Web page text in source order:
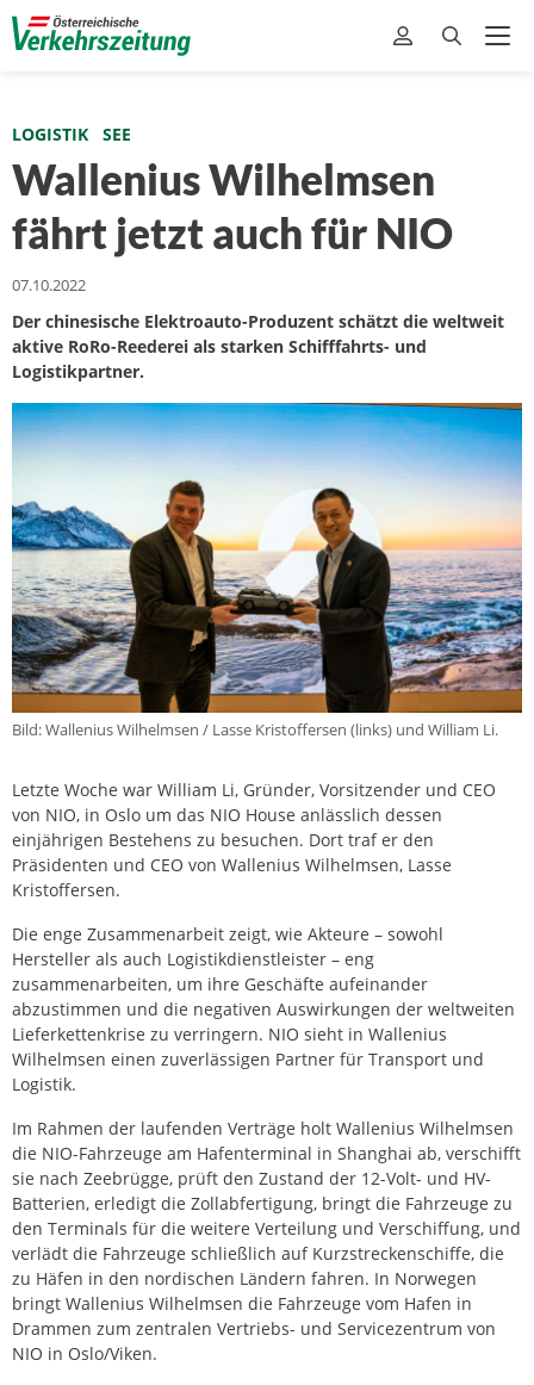
LOGISTIK SEE
Wallenius Wilhelmsen
fährt jetzt auch für NIO
07.10.2022
Der chinesische Elektroauto-Produzent schätzt die weltweit
aktive RoRo-Reederei als starken Schifffahrts- und
Logistikpartner.
Bild: Wallenius Wilhelmsen / Lasse Kristoffersen (links) und William Li.
Letzte Woche war William Li, Gründer, Vorsitzender und CEO
von NIO, in Oslo um das NIO House anlässlich dessen
einjährigen Bestehens zu besuchen. Dort traf er den
Präsidenten und CEO von Wallenius Wilhelmsen, Lasse
Kristoffersen.
Die enge Zusammenarbeit zeigt, wie Akteure – sowohl
Hersteller als auch Logistikdienstleister – eng
zusammenarbeiten, um ihre Geschäfte aufeinander
abzustimmen und die negativen Auswirkungen der weltweiten
Lieferkettenkrise zu verringern. NIO sieht in Wallenius
Wilhelmsen einen zuverlässigen Partner für Transport und
Logistik.
Im Rahmen der laufenden Verträge holt Wallenius Wilhelmsen
die NIO-Fahrzeuge am Hafenterminal in Shanghai ab, verschifft
sie nach Zeebrügge, prüft den Zustand der 12-Volt- und HV-
Batterien, erledigt die Zollabfertigung, bringt die Fahrzeuge zu
den Terminals für die weitere Verteilung und Verschiffung, und
verlädt die Fahrzeuge schließlich auf Kurzstreckenschiffe, die
zu Häfen in den nordischen Ländern fahren. In Norwegen
bringt Wallenius Wilhelmsen die Fahrzeuge vom Hafen in
Drammen zum zentralen Vertriebs- und Servicezentrum von
NIO in Oslo/Viken.